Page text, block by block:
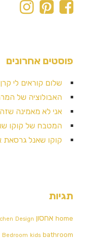
פוסטים אחרונים
שלום קוראים לי
האבולוציה של
אני לא מאמינה
המטבח של קוקו
קוקו שאנל גרסאת
תגיות
home אחסון Design אמבטיה
Bedroom kids bathroom